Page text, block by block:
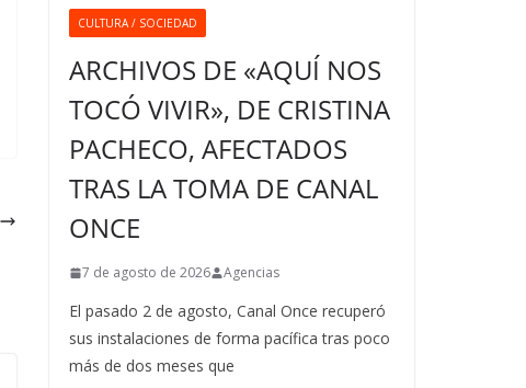
CULTURA / SOCIEDAD
ARCHIVOS DE «AQUÍ NOS
TOCÓ VIVIR», DE CRISTINA
PACHECO, AFECTADOS
TRAS LA TOMA DE CANAL
ONCE
7 de agosto de 2026 Agencias
El pasado 2 de agosto, Canal Once recuperó
sus instalaciones de forma pacífica tras poco
más de dos meses que